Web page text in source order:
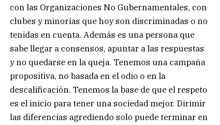
con las Organizaciones No Gubernamentales, con
clubes y minorías que hoy son discriminadas o no
tenidas en cuenta. Además es una persona que
sabe llegar a consensos, apuntar a las respuestas
y no quedarse en la queja. Tenemos una campaña
propositiva, no basada en el odio o en la
descalificación. Tenemos la base de que el respeto
es el inicio para tener una sociedad mejor. Dirimir
las diferencias agrediendo solo puede terminar en